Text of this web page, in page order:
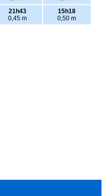
21h43
0,45 m
15h18
0,50 m